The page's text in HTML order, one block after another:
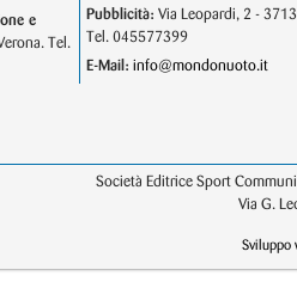
e
Tel.
Pubblicità: Via Leopardi, 2 -
Tel. 045577399
E-Mail: info@mondonuoto.it
Società Editrice Sport
Via G.
Sviluppo